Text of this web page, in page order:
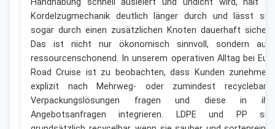
Kordelzugmechanik deutlich länger durch und lässt
sogar durch einen zusätzlichen Knoten dauerhaft
Das ist nicht nur ökonomisch sinnvoll, sondern
ressourcenschonend. In unserem operativen Alltag bei
Road Cruise ist zu beobachten, dass Kunden
explizit nach Mehrweg- oder zumindest
Verpackungslösungen fragen und diese in
Angebotsanfragen integrieren. LDPE und PP